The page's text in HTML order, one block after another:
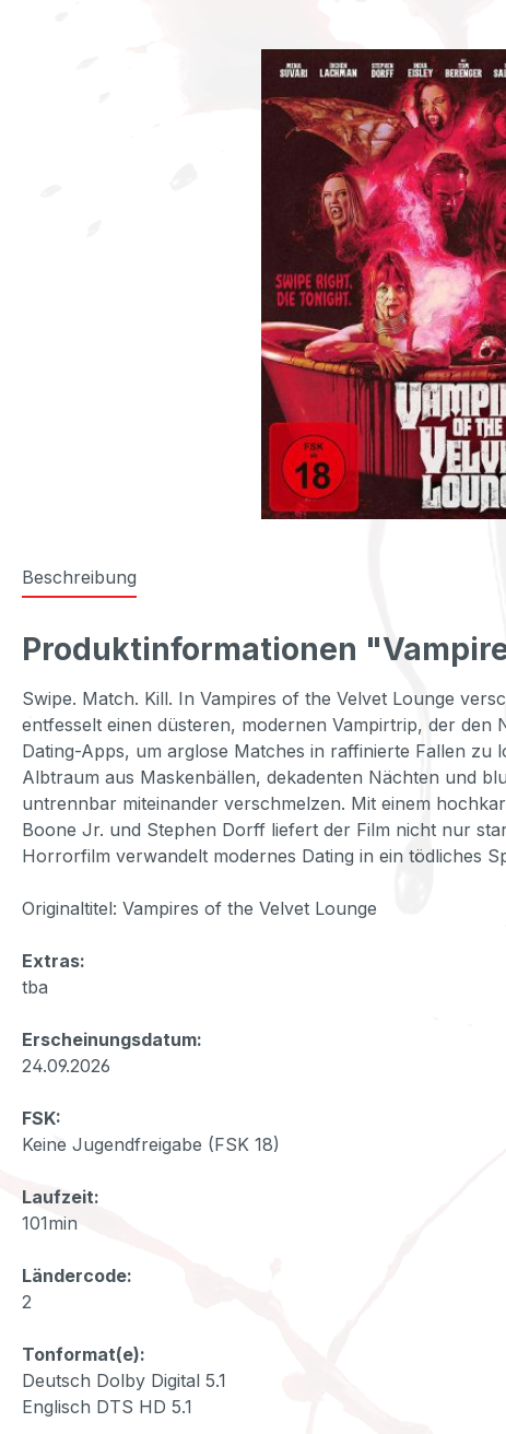
Beschreibung
Produktinformationen
Swipe. Match. Kill. In Vampires of the Velvet Lounge
entfesselt einen düsteren, modernen Vampirtrip, der
Dating-Apps, um arglose Matches in raffinierte Fallen
Albtraum aus Maskenbällen, dekadenten Nächten und
untrennbar miteinander verschmelzen. Mit einem
Boone Jr. und Stephen Dorff liefert der Film nicht nur
Horrorfilm verwandelt modernes Dating in ein tödliches
Originaltitel: Vampires of the Velvet Lounge
Extras:
tba
Erscheinungsdatum:
24.09.2026
FSK:
Keine Jugendfreigabe (FSK 18)
Laufzeit:
101min
Ländercode:
2
Tonformat(e):
Deutsch Dolby Digital 5.1
Englisch DTS HD 5.1